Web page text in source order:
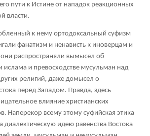
пути к Истине от нападок реакционных
власти.
к нему ортодоксальный суфизм
фанатизм и ненависть к иноверцам и
распространяли вымысел об
ислама и превосходстве мусульман над
религий, даже домысел о
перед Западом. Правда, здесь
влияние христианских
Наперекор всему этому суфийская этика
диалектическую идею равенства Востока